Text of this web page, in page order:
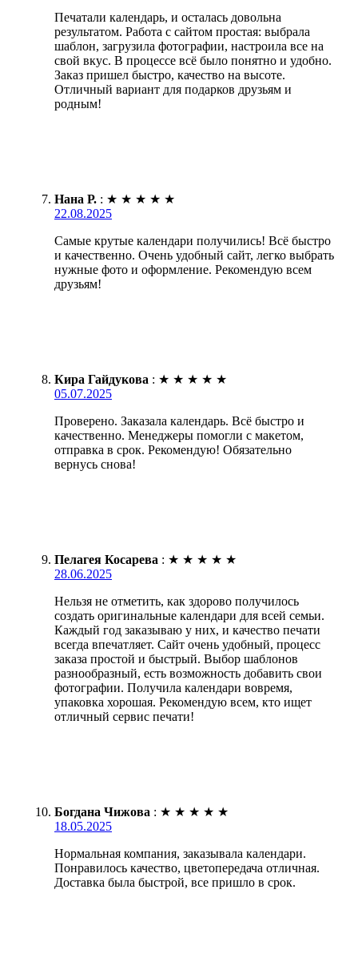
Печатали календарь, и осталась довольна
результатом. Работа с сайтом простая: выбрала
шаблон, загрузила фотографии, настроила все на
свой вкус. В процессе всё было понятно и удобно.
Заказ пришел быстро, качество на высоте.
Отличный вариант для подарков друзьям и
родным!
Нана Р. : ★ ★ ★ ★ ★
22.08.2025
Самые крутые календари получились! Всё быстро
и качественно. Очень удобный сайт, легко выбрать
нужные фото и оформление. Рекомендую всем
друзьям!
Кира Гайдукова : ★ ★ ★ ★ ★
05.07.2025
Проверено. Заказала календарь. Всё быстро и
качественно. Менеджеры помогли с макетом,
отправка в срок. Рекомендую! Обязательно
вернусь снова!
Пелагея Косарева : ★ ★ ★ ★ ★
28.06.2025
Нельзя не отметить, как здорово получилось
создать оригинальные календари для всей семьи.
Каждый год заказываю у них, и качество печати
всегда впечатляет. Сайт очень удобный, процесс
заказа простой и быстрый. Выбор шаблонов
разнообразный, есть возможность добавить свои
фотографии. Получила календари вовремя,
упаковка хорошая. Рекомендую всем, кто ищет
отличный сервис печати!
Богдана Чижова : ★ ★ ★ ★ ★
18.05.2025
Нормальная компания, заказывала календари.
Понравилось качество, цветопередача отличная.
Доставка была быстрой, все пришло в срок.